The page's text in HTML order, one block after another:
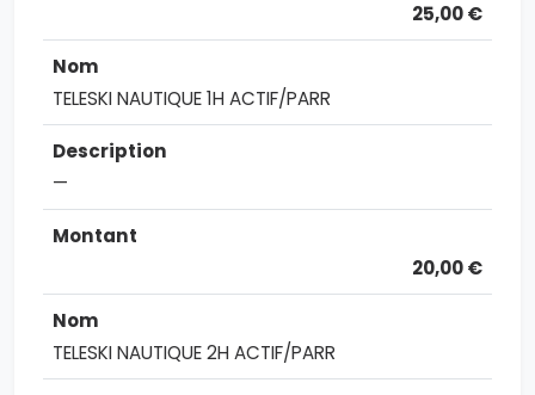
25,00 €
TELESKI NAUTIQUE 1H ACTIF/PARR
—
20,00 €
TELESKI NAUTIQUE 2H ACTIF/PARR